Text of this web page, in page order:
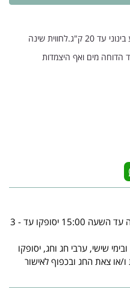
מיטה איכותית לכלב מותאם לכלבים מגזע בינוני עד 20 ק"ג.לחווית שינה
הדוחה מים ואף היצמדות
הזמנות שיתקבלו דרך האתר בימים א-ה עד השעה 15:00 יסופקו עד - 3
שיתקבלו בימי ה אחרי 15:00, ובימי שישי, ערבי חג וחג, יסופקו
ו/או צאת החג ובכפוף לאישור